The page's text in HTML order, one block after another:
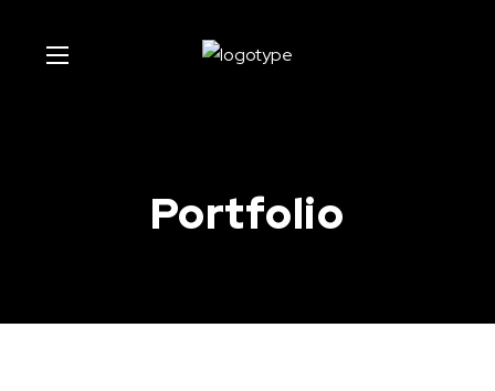
Portfolio